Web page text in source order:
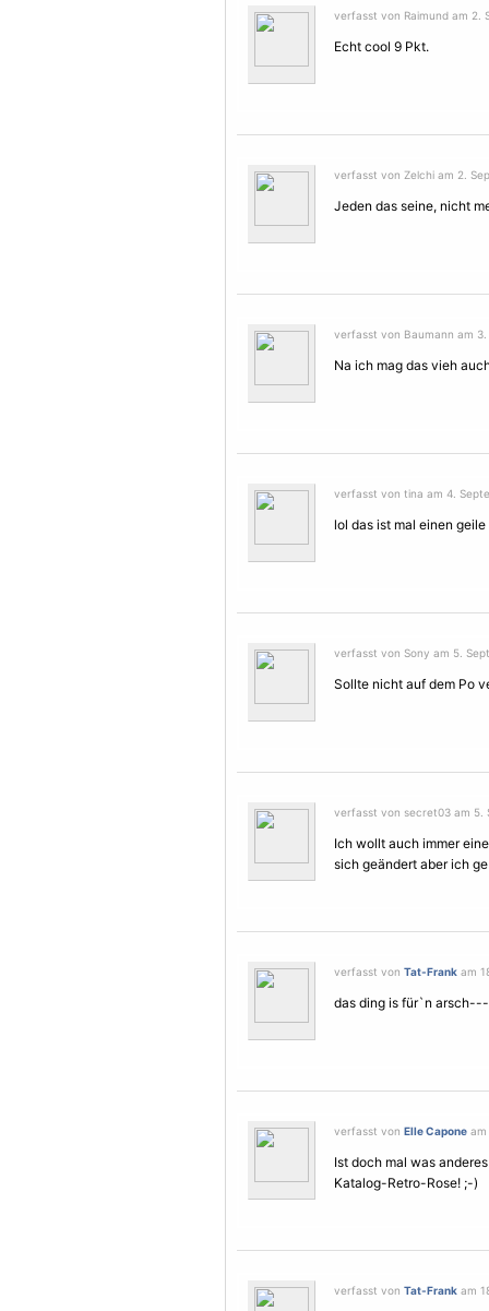
verfasst von Raimund am 2.
Echt cool 9 Pkt.
verfasst von Zelchi am 2.
Jeden das seine, nicht
verfasst von Baumann am
Na ich mag das vieh
verfasst von tina am 4.
lol das ist mal einen
verfasst von Sony am 5.
Sollte nicht auf dem Po
verfasst von secret03 am 5.
Ich wollt auch immer
sich geändert aber ich
verfasst von Tat-Frank am
das ding is für`n
verfasst von Elle Capone am
Ist doch mal was
Katalog-Retro-Rose! ;-)
verfasst von Tat-Frank am